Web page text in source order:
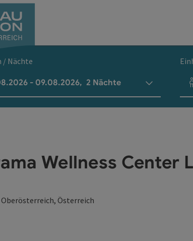
Reisezeitraum / Nächte
- 09.08.2026, 2 Nächte
Wellness Center
Österreich